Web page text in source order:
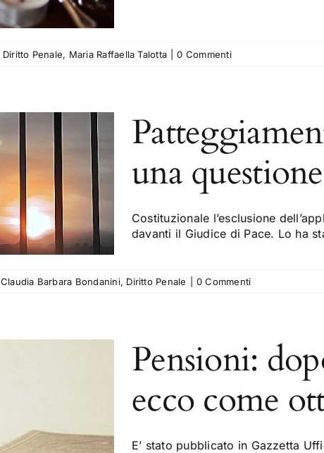
Diritto Penale, Maria Raffaella Talotta 0 Commenti
una
Costituzionale l’esclusione
davanti il Giudice di Pace. Lo ha
Claudia Barbara Bondanini, Diritto Penale 0 Commenti
Pensioni:
ecco come
E’ stato pubblicato in Gazzetta